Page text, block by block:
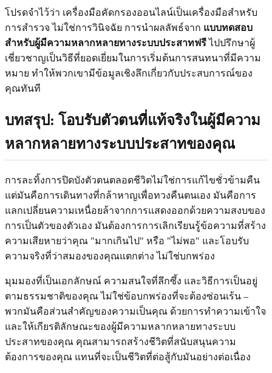
โปรดจำไว้ว่า เครื่องมือคัดกรองออนไลน์เป็นเครื่องมือสำหรับ
การสำรวจ ไม่ใช่การวินิจฉัย การนำผลลัพธ์จาก แบบทดสอบ
สำหรับผู้มีความหลากหลายทางระบบประสาทฟรีไปปรึกษาผู้
เชี่ยวชาญเป็นวิธีที่ยอดเยี่ยมในการเริ่มต้นการสนทนาที่มีความ
หมาย ทำให้พวกเขามีข้อมูลเชิงลึกเกี่ยวกับประสบการณ์ของ
คุณทันที
บทสรุป: โอบรับตัวตนที่แท้จริงในผู้มีความ
หลากหลายทางระบบประสาทของคุณ
การละทิ้งการปิดบังตัวตนตลอดชีวิตไม่ใช่การแก้ไขชั่วข้ามคืน
แต่มันคือการเดินทางที่กล้าหาญเพื่อทวงคืนตนเอง มันคือการ
แลกเปลี่ยนความเหนื่อยล้าจากการแสดงออกด้วยความสงบของ
การเป็นตัวของตัวเอง มันต้องการการเลิกเรียนรู้ข้อความที่สร้าง
ความเสียหายว่าคุณ "มากเกินไป" หรือ "ไม่พอ" และโอบรับ
ความจริงที่ว่าสมองของคุณแตกต่าง ไม่ใช่บกพร่อง
มุมมองที่เป็นเอกลักษณ์ ความสนใจที่ลึกซึ้ง และวิธีการเป็นอยู่
ตามธรรมชาติของคุณ ไม่ใช่ข้อบกพร่องที่จะต้องซ่อนเร้น –
พวกมันคือส่วนสำคัญของความเป็นคุณ ด้วยการทำความเข้าใจ
และให้เกียรติลักษณะของผู้มีความหลากหลายทางระบบ
ประสาทของคุณ คุณสามารถสร้างชีวิตที่สนับสนุนความ
ต้องการของคุณ แทนที่จะเป็นชีวิตที่ต่อสู้กับมันอย่างต่อเนื่อง